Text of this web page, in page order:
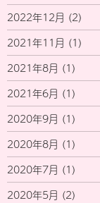
2022年12月 (2)
2021年11月 (1)
2021年8月 (1)
2021年6月 (1)
2020年9月 (1)
2020年8月 (1)
2020年7月 (1)
2020年5月 (2)